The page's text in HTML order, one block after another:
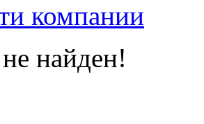
компании
найден!